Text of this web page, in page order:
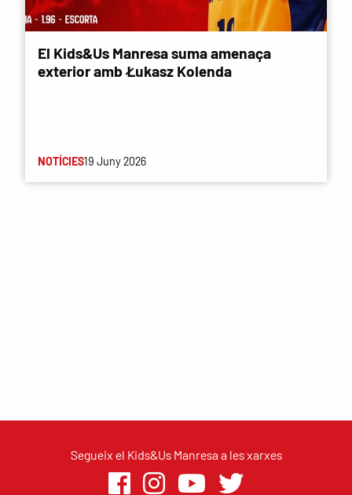
El Kids&Us Manresa suma amenaça
exterior amb Łukasz Kolenda
NOTÍCIES19 Juny 2026
Segueix el Kids&Us Manresa a les xarxes